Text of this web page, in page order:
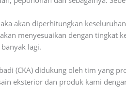
akan diperhitungkan
menyesuaikan dengan tingkat
lagi.
(CKA) didukung oleh tim yang
eksterior dan produk kami